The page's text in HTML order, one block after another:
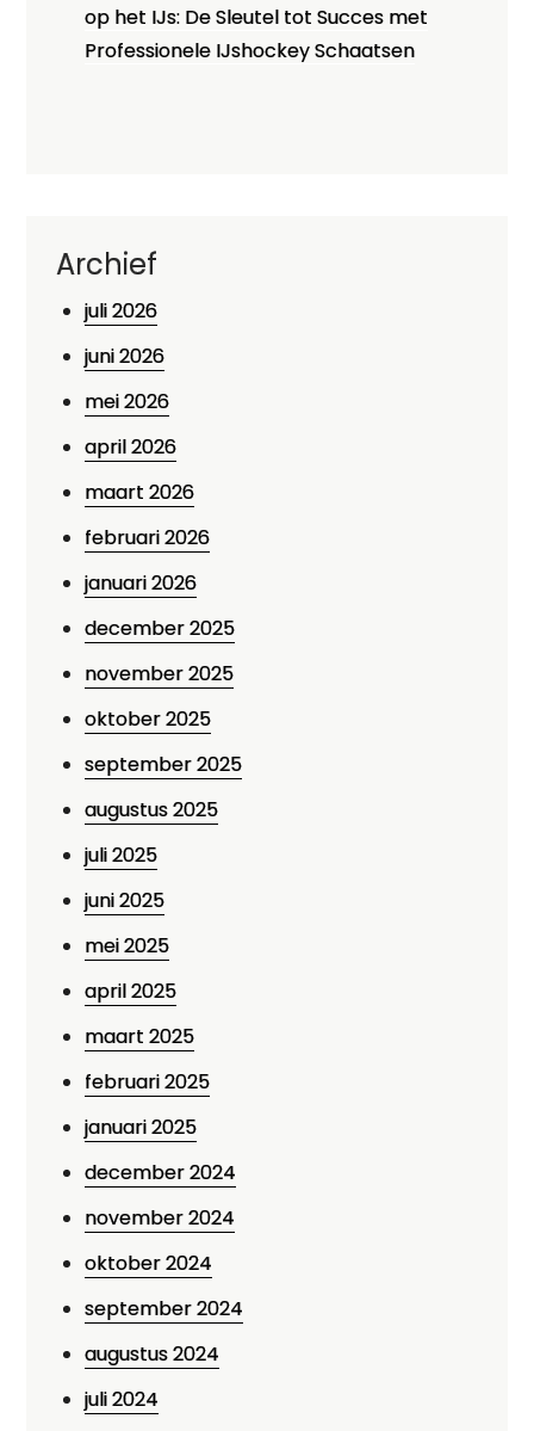
op het IJs: De Sleutel tot Succes met
Professionele IJshockey Schaatsen
Archief
juli 2026
juni 2026
mei 2026
april 2026
maart 2026
februari 2026
januari 2026
december 2025
november 2025
oktober 2025
september 2025
augustus 2025
juli 2025
juni 2025
mei 2025
april 2025
maart 2025
februari 2025
januari 2025
december 2024
november 2024
oktober 2024
september 2024
augustus 2024
juli 2024